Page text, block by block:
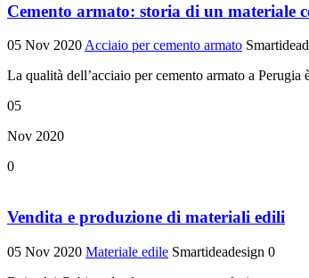
Cemento armato: storia di un materiale
05 Nov 2020 Acciaio per cemento armato
La qualità dell’acciaio per cemento armato a
05
Nov 2020
0
Vendita e produzione di materiali edili
05 Nov 2020 Materiale edile Smartideadesign 0